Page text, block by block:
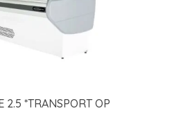
2.5 *TRANSPORT OP